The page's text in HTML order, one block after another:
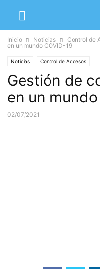
Inicio Noticias Control de
en un mundo COVID-19
Noticias Control de Accesos
Gestión de
en un
02/07/2021